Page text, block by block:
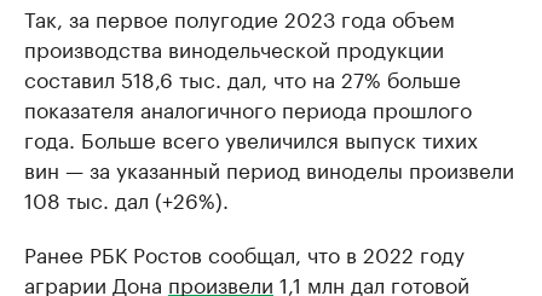
Так, за первое полугодие 2023 года объем
производства винодельческой продукции
составил 518,6 тыс. дал, что на 27% больше
показателя аналогичного периода прошлого
года. Больше всего увеличился выпуск тихих
вин — за указанный период виноделы произвели
108 тыс. дал (+26%).
Ранее РБК Ростов сообщал, что в 2022 году
аграрии Дона произвели 1,1 млн дал готовой